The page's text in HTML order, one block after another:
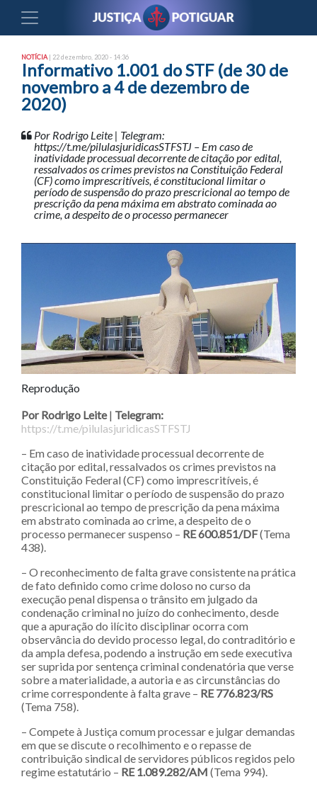
NOTÍCIA | 22 dezembro, 2020 - 14:36
Informativo 1.001 do STF (de 30 de
novembro a 4 de dezembro de
2020)
Por Rodrigo Leite | Telegram:
https://t.me/pilulasjuridicasSTFSTJ – Em caso de
inatividade processual decorrente de citação por edital,
ressalvados os crimes previstos na Constituição Federal
(CF) como imprescritíveis, é constitucional limitar o
período de suspensão do prazo prescricional ao tempo de
prescrição da pena máxima em abstrato cominada ao
crime, a despeito de o processo permanecer
Reprodução
Por Rodrigo Leite| Telegram:
https://t.me/pilulasjuridicasSTFSTJ
– Em caso de inatividade processual decorrente de
citação por edital, ressalvados os crimes previstos na
Constituição Federal (CF) como imprescritíveis, é
constitucional limitar o período de suspensão do prazo
prescricional ao tempo de prescrição da pena máxima
em abstrato cominada ao crime, a despeito de o
processo permanecer suspenso – RE 600.851/DF(Tema
438).
– O reconhecimento de falta grave consistente na prática
de fato definido como crime doloso no curso da
execução penal dispensa o trânsito em julgado da
condenação criminal no juízo do conhecimento, desde
que a apuração do ilícito disciplinar ocorra com
observância do devido processo legal, do contraditório e
da ampla defesa, podendo a instrução em sede executiva
ser suprida por sentença criminal condenatória que verse
sobre a materialidade, a autoria e as circunstâncias do
crime correspondente à falta grave – RE 776.823/RS
(Tema 758).
– Compete à Justiça comum processar e julgar demandas
em que se discute o recolhimento e o repasse de
contribuição sindical de servidores públicos regidos pelo
regime estatutário – RE 1.089.282/AM (Tema 994).